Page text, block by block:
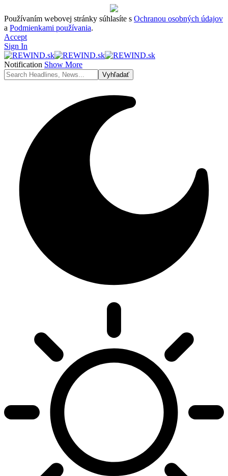
Používaním webovej stránky súhlasíte s Ochranou osobných údajov
a Podmienkami používania.
Accept
Sign In
Notification Show More